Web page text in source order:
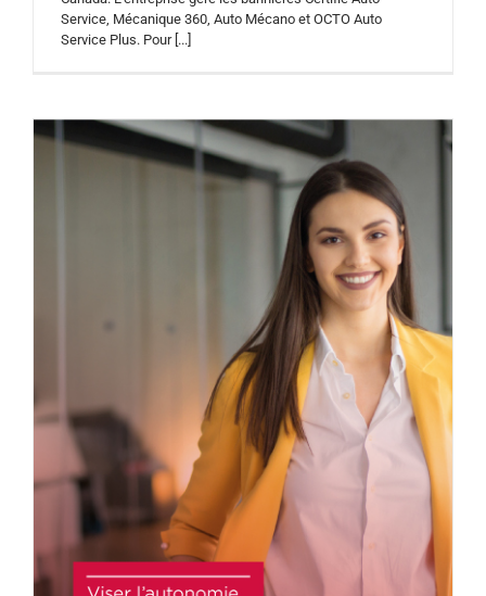
Service, Mécanique 360, Auto Mécano et OCTO Auto
Service Plus. Pour [...]